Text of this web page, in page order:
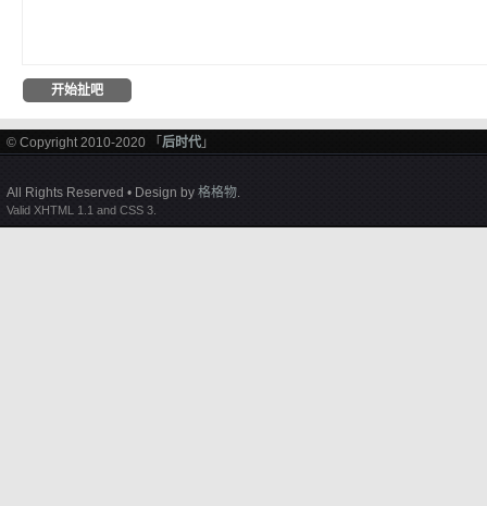
© Copyright 2010-2020 「 后时代 」
All Rights Reserved • Design by 格格物.
Valid XHTML 1.1 and CSS 3.